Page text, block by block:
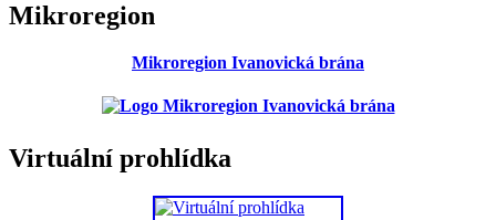
Mikroregion
Mikroregion Ivanovická brána
Virtuální prohlídka